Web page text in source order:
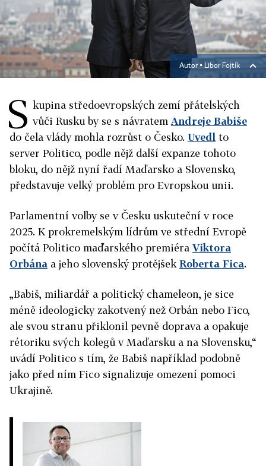
Autor ▪ Libor Fojtík
S kupina středoevropských zemí přátelských
vůči Rusku by se s návratem Andreje Babiše
do čela vlády mohla rozrůst o Česko. Uvedl to
server Politico, podle nějž další expanze tohoto
bloku, do nějž nyní řadí Maďarsko a Slovensko,
představuje velký problém pro Evropskou unii.
Parlamentní volby se v Česku uskuteční v roce
2025. K prokremelským lídrům ve střední Evropě
počítá Politico maďarského premiéra Viktora
Orbána a jeho slovenský protějšek Roberta Fica.
„Babiš, miliardář a politický chameleon, je sice
méně ideologicky zakotvený než Orbán nebo Fico,
ale svou stranu přiklonil pevně doprava a opakuje
rétoriku svých kolegů v Maďarsku a na Slovensku,“
uvádí Politico s tím, že Babiš například podobně
jako před ním Fico signalizuje omezení pomoci
Ukrajině.